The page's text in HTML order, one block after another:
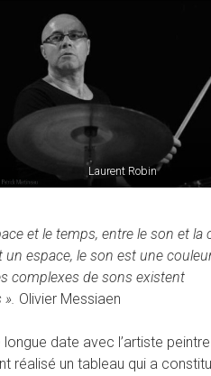
Laurent Robin
et le temps, entre le son et la
espace, le son est une
complexes de sons existent
Olivier Messiaen
date avec l’artiste
réalisé un tableau qui a